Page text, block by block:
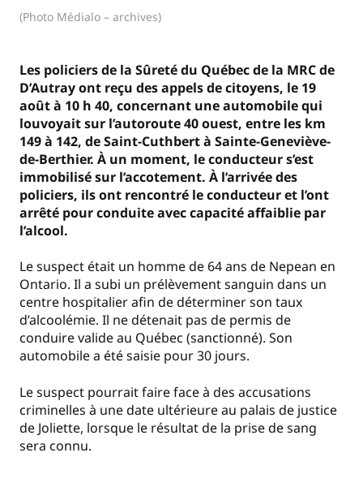
(Photo Médialo – archives)
Les policiers de la Sûreté du Québec de la MRC de
D’Autray ont reçu des appels de citoyens, le 19
août à 10 h 40, concernant une automobile qui
louvoyait sur l’autoroute 40 ouest, entre les km
149 à 142, de Saint-Cuthbert à Sainte-Geneviève-
de-Berthier. À un moment, le conducteur s’est
immobilisé sur l’accotement. À l’arrivée des
policiers, ils ont rencontré le conducteur et l’ont
arrêté pour conduite avec capacité affaiblie par
l’alcool.
Le suspect était un homme de 64 ans de Nepean en
Ontario. Il a subi un prélèvement sanguin dans un
centre hospitalier afin de déterminer son taux
d’alcoolémie. Il ne détenait pas de permis de
conduire valide au Québec (sanctionné). Son
automobile a été saisie pour 30 jours.
Le suspect pourrait faire face à des accusations
criminelles à une date ultérieure au palais de justice
de Joliette, lorsque le résultat de la prise de sang
sera connu.